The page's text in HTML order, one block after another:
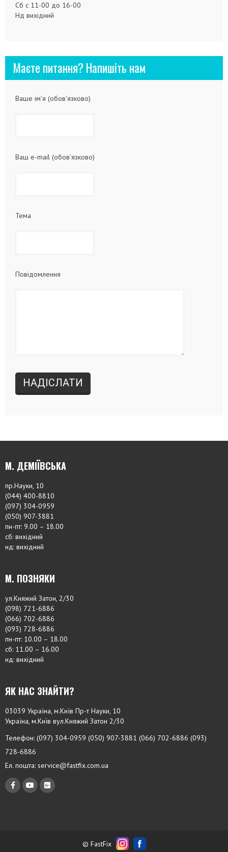
Сб с 11-00 до 16-00
Нд вихідний
Маєте питання? Напишіть нам
Ваше ім'я (обов'язково)
Ваш e-mail (обов'язково)
Тема
Повідомлення
М. ДЕМІЇВСЬКА
пр.Науки, 10
(044) 400-8810
(097) 304-0959
(050) 907-3881
пн-пт: 9.00 – 18.00
сб: вихідний
нд: вихідний
М. ПОЗНЯКИ
ул.Княжий Затон, 2/30
(098) 721-6886
(066) 702-6886
(093) 728-6886
пн-пт: 10.00 – 18.00
сб: 11.00 – 16.00
нд: вихідний
ЯК НАС ЗНАЙТИ?
03039 Україна, м.Київ Пр-т Науки, 10
Україна, м.Київ вул.Княжий Затон 2/30
Телефон: (097) 304-0959 (050) 907-3881 (066) 702-6886 (093)
728-6886
Ел. пошта: service@fastfix.com.ua
f
y
o
f
© FastFix